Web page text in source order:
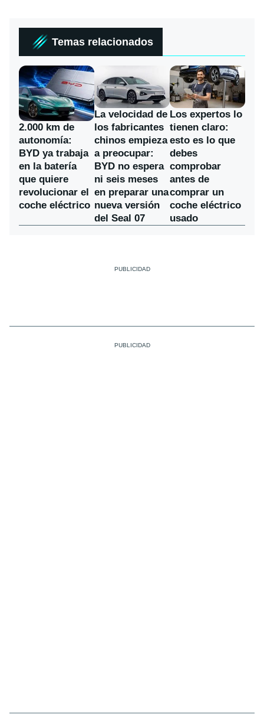
Temas relacionados
2.000 km de
autonomía:
BYD ya trabaja
en la batería
que quiere
revolucionar el
coche eléctrico
La velocidad de
los fabricantes
chinos empieza
a preocupar:
BYD no espera
ni seis meses
en preparar una
nueva versión
del Seal 07
Los expertos lo
tienen claro:
esto es lo que
debes
comprobar
antes de
comprar un
coche eléctrico
usado